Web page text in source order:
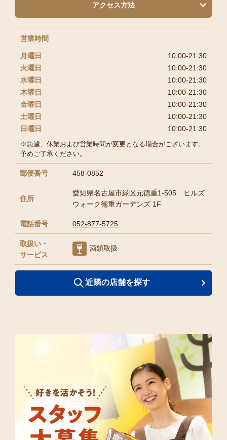
営業時間
月曜日
10:00-21:30
火曜日
10:00-21:30
水曜日
10:00-21:30
木曜日
10:00-21:30
金曜日
10:00-21:30
土曜日
10:00-21:30
日曜日
10:00-21:30
※急遽、休業および営業時間が変更となる場合がございます。
予めご了承ください。
郵便番号 458-0852
住所
愛知県名古屋市緑区元徳重1-505 ヒルズ
ウォーク徳重ガーデンズ 1F
電話番号 052-877-5725
取扱い・
サービス
酒類取扱
アクセス方法